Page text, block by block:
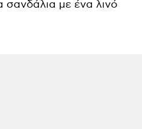
σανδάλια με ένα λινό